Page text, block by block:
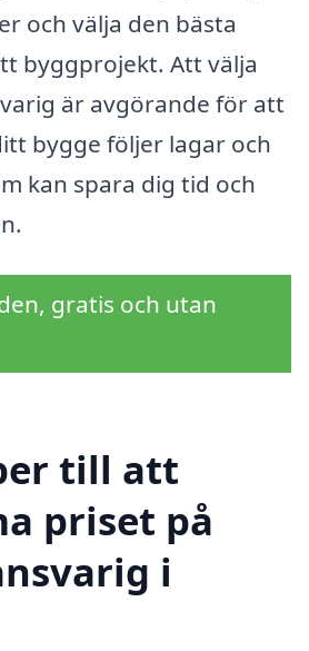
och välja den bästa
byggprojekt. Att välja
är avgörande för att
bygge följer lagar och
kan spara dig tid och
gratis och utan
till att
priset på
i